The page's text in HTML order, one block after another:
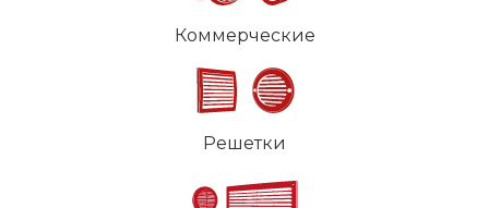
Коммерческие
Решетки